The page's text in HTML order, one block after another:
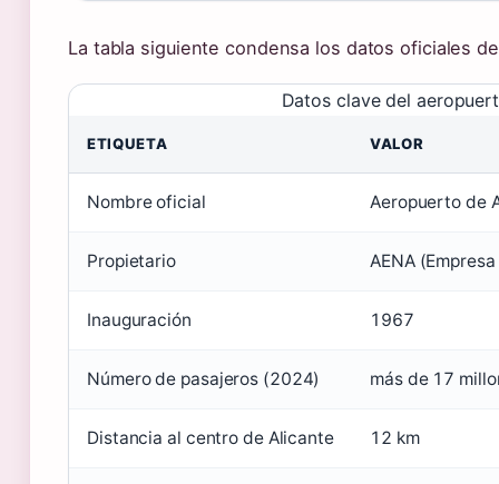
La tabla siguiente condensa los datos oficiales
Datos clave del
ETIQUETA VALOR
Nombre oficial Aeropuerto de
Propietario AENA
Inauguración 1967
Número de pasajeros (2024) más de 17
Distancia al centro de Alicante 12 km